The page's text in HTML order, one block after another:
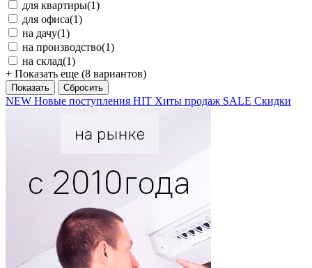
для квартиры(1)
для офиса(1)
на дачу(1)
на производство(1)
на склад(1)
+ Показать еще (8 вариантов)
NEW Новые поступления HIT Хиты продаж SALE Скидки